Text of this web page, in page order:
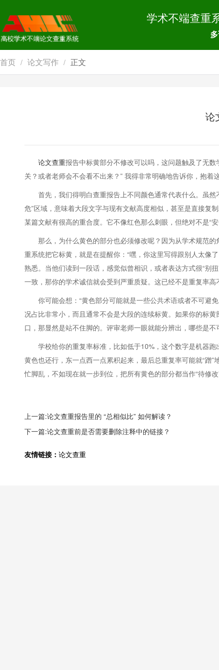
学术不端查重
首页 / 论文写作 / 正文
论
论文查重报告中标黄部分不修改可以吗，这问题触及了无
关？或者老师会不会看不出来？” 我得非常明确地告诉你，抱
首先，我们得明白查重报告上不同颜色通常代表什么。虽
危”区域，意味着大段文字与现有文献高度相似，甚至是直接复
某篇文献有很高的重合度。它不像红色那么刺眼，但绝对不是“
那么，为什么黄色的部分也必须修改呢？因为从学术规范
重系统把它标黄，就是在提醒你：“嘿，你这里写得跟别人太像
熟悉。当他们读到一段话，感觉似曾相识，或者表达方式很“别
一致，那你的学术诚信就会受到严重质疑。这已经不是重复率
你可能会想：“黄色部分可能就是一些公共术语或者不可避
况占比非常小，而且通常不会是大段的连续标黄。如果你的标
口，那显然是站不住脚的。评审老师一眼就能分辨出，哪些是
学校给你的重复率标准，比如低于10%，这个数字是机器
黄色也还行，东一点西一点累积起来，最后总重复率可能就“蹭
忙脚乱，不如现在就一步到位，把所有黄色的部分都当作“待修
上一篇:论文查重报告里的 “总相似比” 如何解读？
下一篇:论文查重前是否需要删除注释中的链接？
友情链接： 论文查重